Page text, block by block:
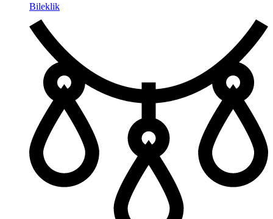
Bileklik